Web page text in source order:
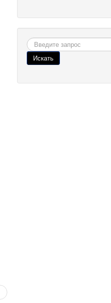
Поиск
Искать